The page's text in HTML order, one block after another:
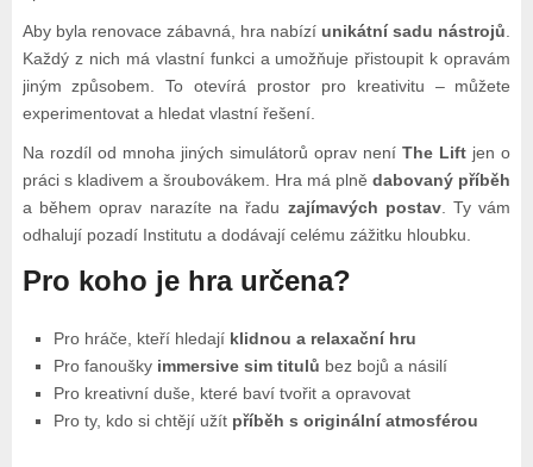
Aby byla renovace zábavná, hra nabízí unikátní sadu nástrojů
Každý z nich má vlastní funkci a umožňuje přistoupit k opravám
jiným způsobem. To otevírá prostor pro kreativitu – můžete
experimentovat a hledat vlastní řešení.
Na rozdíl od mnoha jiných simulátorů oprav neníThe Lift jen o
práci s kladivem a šroubovákem. Hra má plnědabovaný příběh
a během oprav narazíte na řadu zajímavých postav. Ty vám
odhalují pozadí Institutu a dodávají celému zážitku hloubku.
Pro koho je hra určena?
Pro hráče, kteří hledají klidnou a relaxační hru
Pro fanoušky immersive sim titulů bez bojů a násilí
Pro kreativní duše, které baví tvořit a opravovat
Pro ty, kdo si chtějí užít příběh s originální atmosférou